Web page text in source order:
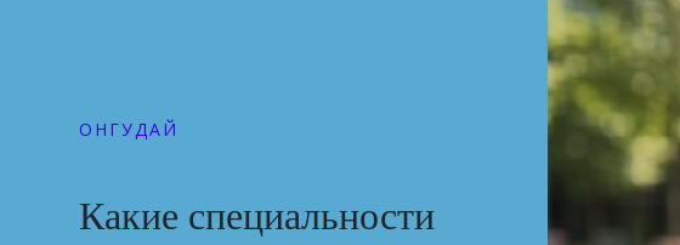
ОНГУДАЙ
Какие специальности